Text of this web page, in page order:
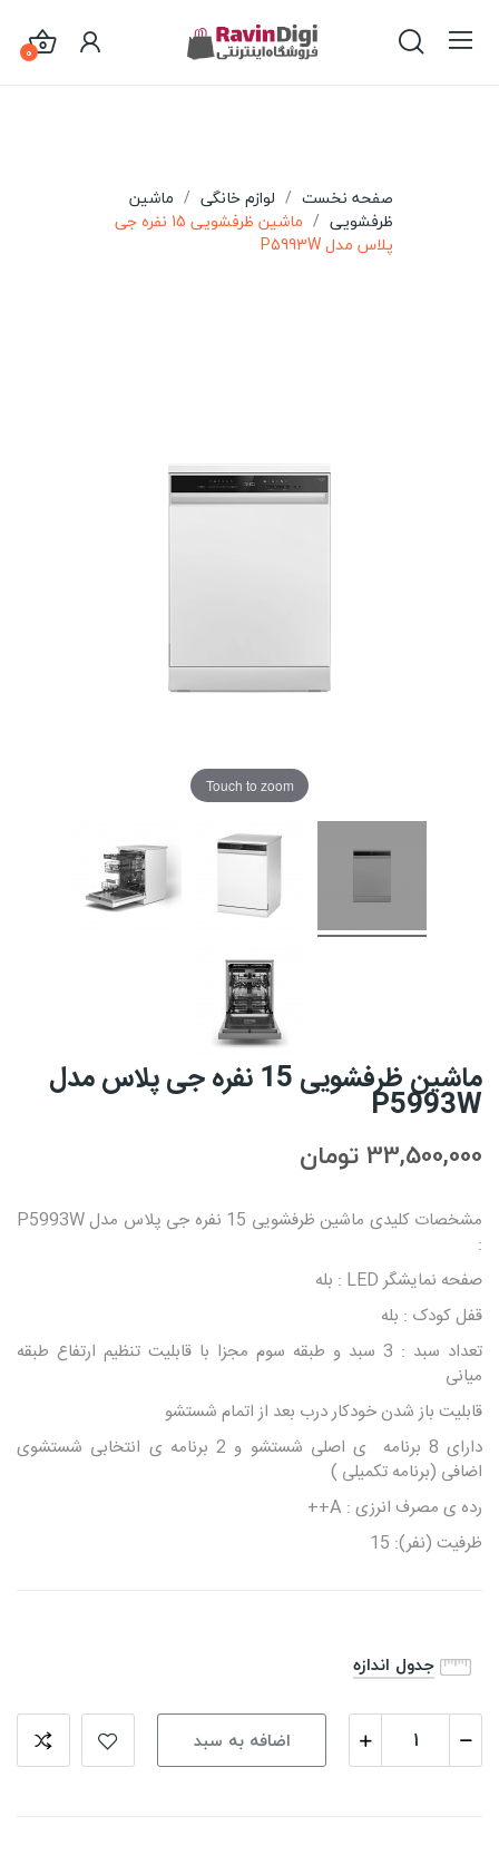
0
صفحه نخست لوازم خانگی
ماشین
ظرفشویی
ماشین ظرفشویی 15 نفره جی
پلاس مدل P5993W
Touch to zoom
ماشین ظرفشویی 15 نفره جی پلاس مدل
P5993W
33,500,000 تومان
مشخصات کلیدی ماشین ظرفشویی 15 نفره جی پلاس مدل P5993W
:
صفحه نمایشگر LED : بله
قفل کودک : بله
تعداد سبد : 3 سبد و طبقه سوم مجزا با قابلیت تنظیم ارتفاع طبقه
میانی
قابلیت باز شدن خودکار درب بعد از اتمام شستشو
دارای 8 برنامه ی اصلی شستشو و 2 برنامه ی انتخابی شستشوی
اضافی (برنامه تکمیلی )
رده ی مصرف انرزی : A++
ظرفیت (نفر): 15
جدول اندازه
اضافه به سبد